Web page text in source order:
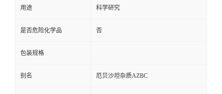
用途 科学研究
是否危险化学品 否
包装规格
别名 厄贝沙坦杂质AZBC